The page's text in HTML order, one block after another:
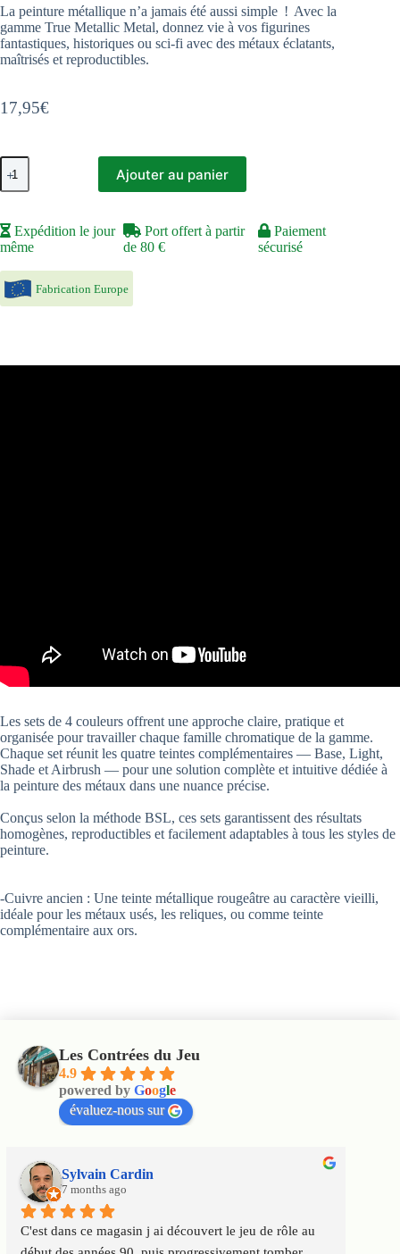
17,95€
La peinture métallique n’a jamais été aussi simple ! Avec la
gamme True Metallic Metal, donnez vie à vos figurines
fantastiques, historiques ou sci-fi avec des métaux éclatants,
maîtrisés et reproductibles.
quantité
de
Set
Metallic
Metal
-
Cuivre
ancien
Ajouter au panier
Expédition le jour
même
Port offert à partir
de 80 €
Paiement
sécurisé
Fabrication Europe
Les sets de 4 couleurs offrent une approche claire, pratique et
organisée pour travailler chaque famille chromatique de la gamme.
Chaque set réunit les quatre teintes complémentaires — Base, Light,
Shade et Airbrush — pour une solution complète et intuitive dédiée à
la peinture des métaux dans une nuance précise.
Conçus selon la méthode BSL, ces sets garantissent des résultats
homogènes, reproductibles et facilement adaptables à tous les styles de
peinture.
-Cuivre ancien : Une teinte métallique rougeâtre au caractère vieilli,
idéale pour les métaux usés, les reliques, ou comme teinte
complémentaire aux ors.
Les Contrées du Jeu
4.9
powered by Google
évaluez-nous sur
Sylvain Cardin
7 months ago
C'est dans ce magasin j ai découvert le jeu de rôle au